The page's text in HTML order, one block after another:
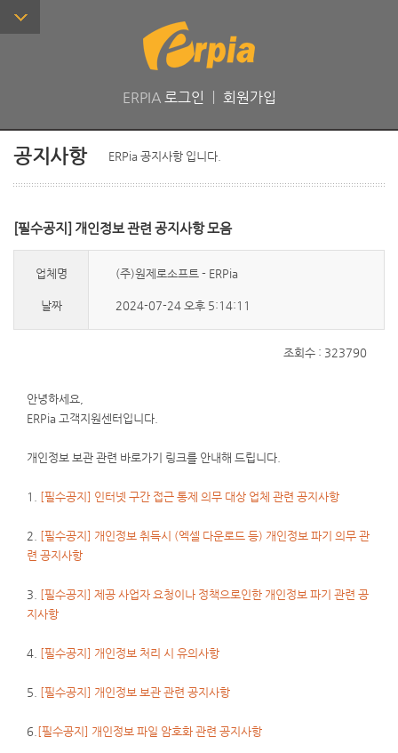
ERPIA 로그인 회원가입
공지사항 ERPia 공지사항 입니다.
[필수공지] 개인정보 관련 공지사항 모음
업체명 (주)원제로소프트 - ERPia
날짜 2024-07-24 오후 5:14:11
조회수 : 323790
안녕하세요,
ERPia 고객지원센터입니다.
개인정보 보관 관련 바로가기 링크를 안내해 드립니다.
1. [필수공지] 인터넷 구간 접근 통제 의무 대상 업체 관련 공지사항
2.
[필수공지] 개인정보 취득시 (엑셀 다운로드 등) 개인정보 파기 의무 관
련 공지사항
3.
[필수공지] 제공 사업자 요청이나 정책으로인한 개인정보 파기 관련 공
지사항
4. [필수공지] 개인정보 처리 시 유의사항
5. [필수공지] 개인정보 보관 관련 공지사항
6. [필수공지] 개인정보 파일 암호화 관련 공지사항